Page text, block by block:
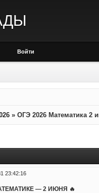
Войти
» ОГЭ 2026 Математика 2
23:42:16
— 2 ИЮНЯ 🔥